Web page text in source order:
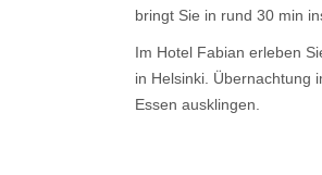
bringt Sie in rund 30 min
Im Hotel Fabian erleben
in Helsinki. Übernachtung
Essen ausklingen.